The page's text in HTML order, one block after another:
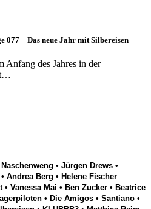
077 – Das neue Jahr mit Silbereisen
Anfang des Jahres in der
• Jürgen Drews •
• Andrea Berg • Helene Fischer
• Vanessa Mai • Ben Zucker • Beatrice
• Die Amigos • Santiano •